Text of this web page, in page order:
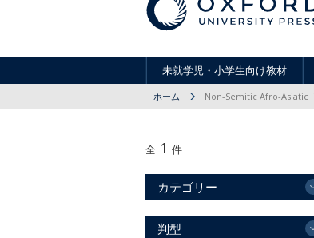
未就学児・小学生向け教材
ホーム Non-Semitic Afro-Asiatic
全 1 件
カテゴリー
判型